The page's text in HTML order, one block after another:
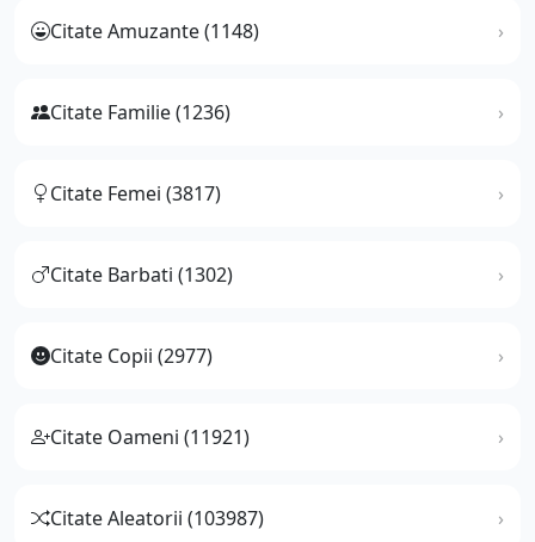
Citate Amuzante (1148)
Citate Familie (1236)
Citate Femei (3817)
Citate Barbati (1302)
Citate Copii (2977)
Citate Oameni (11921)
Citate Aleatorii (103987)